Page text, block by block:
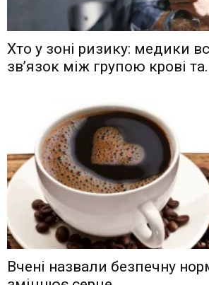
Хто у зоні ризику: медики
зв’язок між групою крові
Вчені назвали безпечну